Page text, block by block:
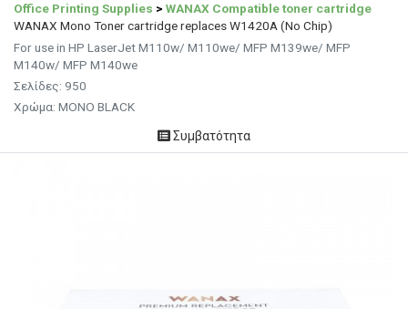
Office Printing Supplies > WANAX Compatible toner cartridge
WANAX Mono Toner cartridge replaces W1420A (No Chip)
For use in HP LaserJet M110w/ M110we/ MFP M139we/ MFP
M140w/ MFP M140we
Σελίδες: 950
Χρώμα: MONO BLACK
Συμβατότητα